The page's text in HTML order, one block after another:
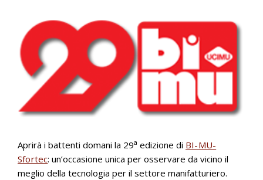
Aprirà i battenti domani la 29a edizione di BI-MU-
Sfortec: un’occasione unica per osservare da vicino il
meglio della tecnologia per il settore manifatturiero.